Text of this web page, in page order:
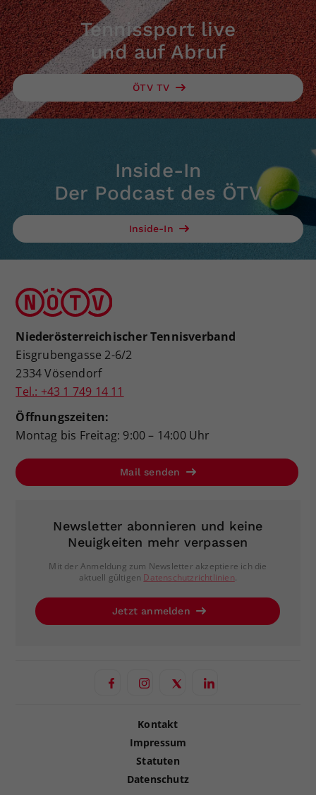
Tennissport live
und auf Abruf
ÖTV TV
Inside-In
Der Podcast des ÖTV
Inside-In
Niederösterreichischer Tennisverband
Eisgrubengasse 2-6/2
2334 Vösendorf
Tel.: +43 1 749 14 11
Öffnungszeiten:
Montag bis Freitag: 9:00 – 14:00 Uhr
Mail senden
Newsletter abonnieren und keine
Neuigkeiten mehr verpassen
Mit der Anmeldung zum Newsletter akzeptiere ich die
aktuell gültigen Datenschutzrichtlinien.
Jetzt anmelden
Kontakt
Impressum
Statuten
Datenschutz